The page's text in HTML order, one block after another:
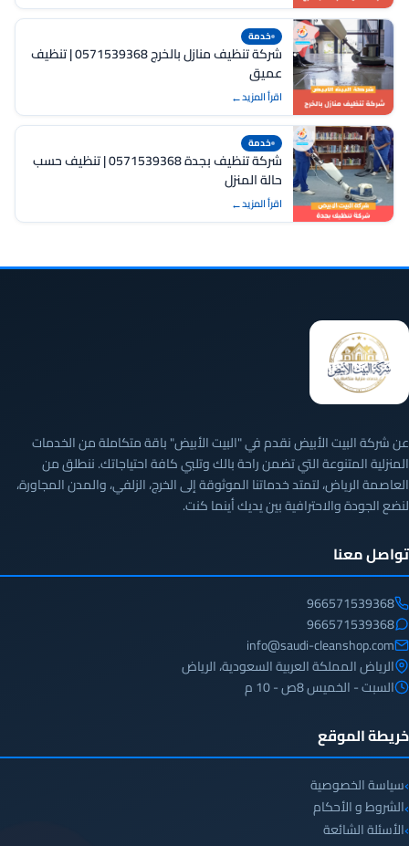
خدمة
شركة تنظيف منازل بالخرج 0571539368 | تنظيف
عميق
اقرأ المزيد
خدمة
شركة تنظيف بجدة 0571539368 | تنظيف حسب
حالة المنزل
اقرأ المزيد
عن شركة البيت الأبيض نقدم في "البيت الأبيض" باقة متكاملة من الخدمات
المنزلية المتنوعة التي تضمن راحة بالك وتلبي كافة احتياجاتك. ننطلق من
العاصمة الرياض، لتمتد خدماتنا الموثوقة إلى الخرج، الزلفي، والمدن المجاورة،
لنضع الجودة والاحترافية بين يديك أينما كنت.
تواصل معنا
966571539368
966571539368
info@saudi-cleanshop.com
الرياض المملكة العربية السعودية، الرياض
السبت - الخميس 8ص - 10 م
خريطة الموقع
سياسة الخصوصية
الشروط و الأحكام
الأسئلة الشائعة